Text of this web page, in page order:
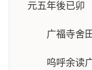
元五年後已卯
广福寺舍
呜呼余读